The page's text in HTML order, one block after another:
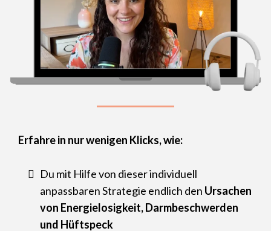
Erfahre in nur wenigen Klicks, wie:
Du mit Hilfe von dieser individuell
anpassbaren Strategie endlich den Ursachen
von Energielosigkeit, Darmbeschwerden
und Hüftspeck